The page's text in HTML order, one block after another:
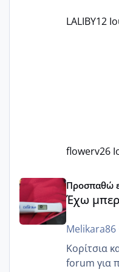
LALIBY12
flowerv26
Έχω μπερδευτεί
Προσπαθώ
Έχω
Melikara86
Κορίτσια
forum για